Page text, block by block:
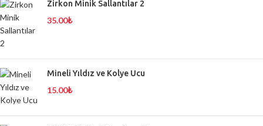
Zirkon Minik Sallantılar 2
35.00₺
Mineli Yıldız ve Kolye Ucu
15.00₺